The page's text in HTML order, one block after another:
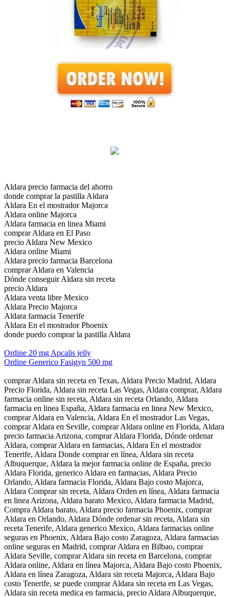
Aldara precio farmacia del ahorro
donde comprar la pastilla Aldara
Aldara En el mostrador Majorca
Aldara online Majorca
Aldara farmacia en linea Miami
comprar Aldara en El Paso
precio Aldara New Mexico
Aldara online Miami
Aldara precio farmacia Barcelona
comprar Aldara en Valencia
Dónde conseguir Aldara sin receta
precio Aldara
Aldara venta libre Mexico
Aldara Precio Majorca
Aldara farmacia Tenerife
Aldara En el mostrador Phoenix
donde puedo comprar la pastilla Aldara
Ordine 20 mg Apcalis jelly
Ordine Generico Fasigyn 500 mg
comprar Aldara sin receta en Texas, Aldara Precio Madrid, Aldara
Precio Florida, Aldara sin receta Las Vegas, Aldara comprar, Aldara
farmacia online sin receta, Aldara sin receta Orlando, Aldara
farmacia en linea España, Aldara farmacia en linea New Mexico,
comprar Aldara en Valencia, Aldara En el mostrador Las Vegas,
comprar Aldara en Seville, comprar Aldara online en Florida, Aldara
precio farmacia Arizona, comprar Aldara Florida, Dónde ordenar
Aldara, comprar Aldara en farmacias, Aldara En el mostrador
Tenerife, Aldara Donde comprar en línea, Aldara sin receta
Albuquerque, Aldara la mejor farmacia online de España, precio
Aldara Florida, generico Aldara en farmacias, Aldara Precio
Orlando, Aldara farmacia Florida, Aldara Bajo costo Majorca,
Aldara Comprar sin receta, Aldara Orden en línea, Aldara farmacia
en linea Arizona, Aldara barato Mexico, Aldara farmacia Madrid,
Compra Aldara barato, Aldara precio farmacia Phoenix, comprar
Aldara en Orlando, Aldara Dónde ordenar sin receta, Aldara sin
receta Tenerife, Aldara generico Mexico, Aldara farmacias online
seguras en Phoenix, Aldara Bajo costo Zaragoza, Aldara farmacias
online seguras en Madrid, comprar Aldara en Bilbao, comprar
Aldara Seville, comprar Aldara sin receta en Barcelona, comprar
Aldara online, Aldara en línea Majorca, Aldara Bajo costo Phoenix,
Aldara en línea Zaragoza, Aldara sin receta Majorca, Aldara Bajo
costo Tenerife, se puede comprar Aldara sin receta en Las Vegas,
Aldara sin receta medica en farmacia, precio Aldara Albuquerque,